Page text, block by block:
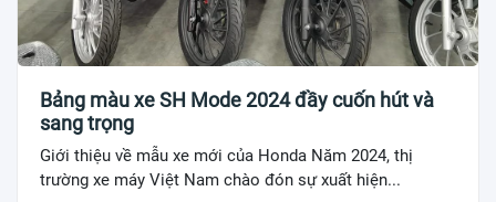
Bảng màu xe SH Mode 2024 đầy cuốn hút và
sang trọng
Giới thiệu về mẫu xe mới của Honda Năm 2024, thị
trường xe máy Việt Nam chào đón sự xuất hiện...